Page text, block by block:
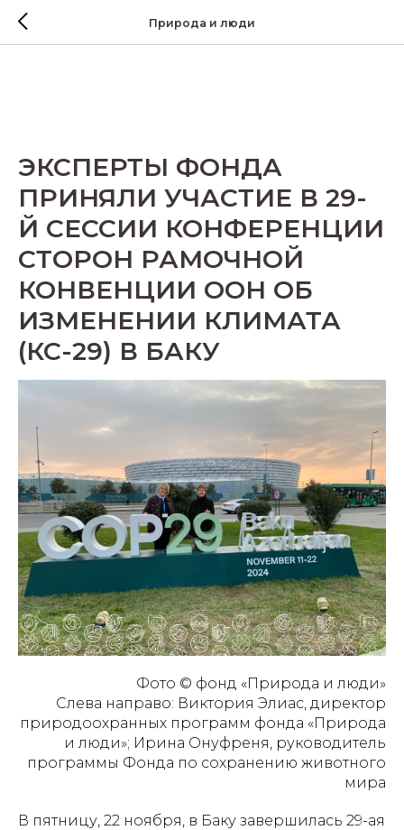
Природа и люди
ЭКСПЕРТЫ ФОНДА
ПРИНЯЛИ УЧАСТИЕ В 29-
Й СЕССИИ КОНФЕРЕНЦИИ
СТОРОН РАМОЧНОЙ
КОНВЕНЦИИ ООН ОБ
ИЗМЕНЕНИИ КЛИМАТА
(КС-29) В БАКУ
Фото © фонд «Природа и люди»
Слева направо: Виктория Элиас, директор
природоохранных программ фонда «Природа
и люди»; Ирина Онуфреня, руководитель
программы Фонда по сохранению животного
мира
В пятницу, 22 ноября, в Баку завершилась 29-ая